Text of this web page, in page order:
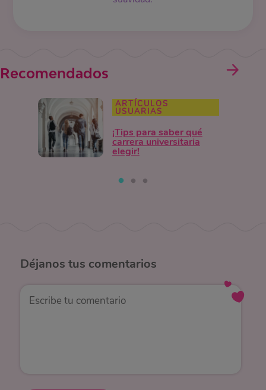
Recomendados
ARTÍCULOS
USUARIAS
¡Tips para saber qué
carrera universitaria
elegir!
Déjanos tus comentarios